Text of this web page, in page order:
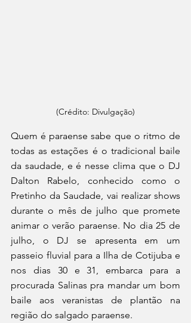
(Crédito: Divulgação)
Quem é paraense sabe que o ritmo de
todas as estações é o tradicional baile
da saudade, e é nesse clima que o DJ
Dalton Rabelo, conhecido como o
Pretinho da Saudade, vai realizar shows
durante o mês de julho que promete
animar o verão paraense. No dia 25 de
julho, o DJ se apresenta em um
passeio fluvial para a Ilha de Cotijuba e
nos dias 30 e 31, embarca para a
procurada Salinas pra mandar um bom
baile aos veranistas de plantão na
região do salgado paraense.